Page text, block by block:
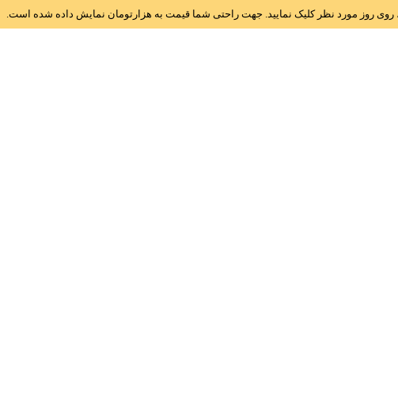
روی روز مورد نظر کلیک نمایید. جهت راحتی شما قیمت به هزارتومان نمایش داده شده است.